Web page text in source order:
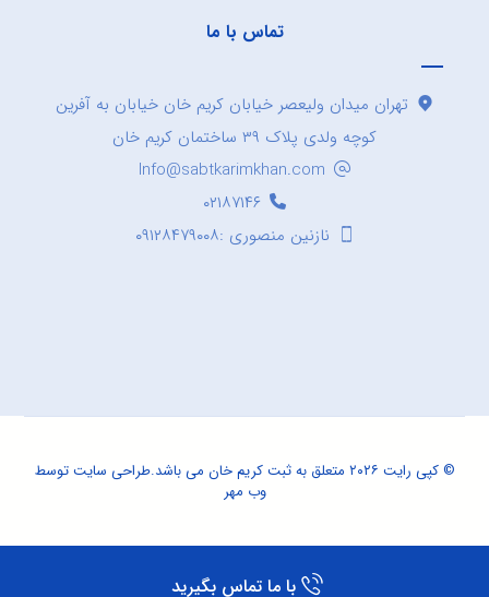
تماس با ما
تهران میدان ولیعصر خیابان کریم خان خیابان به آفرین
کوچه ولدی پلاک ۳۹ ساختمان کریم خان
Info@sabtkarimkhan.com
۰۲۱۸۷۱۴۶
نازنین منصوری :۰۹۱۲۸۴۷۹۰۰۸
© کپی رایت ۲۰۲۶ متعلق به ثبت کریم خان می باشد. طراحی سایتتوسط
وب مهر
با ما تماس بگیرید